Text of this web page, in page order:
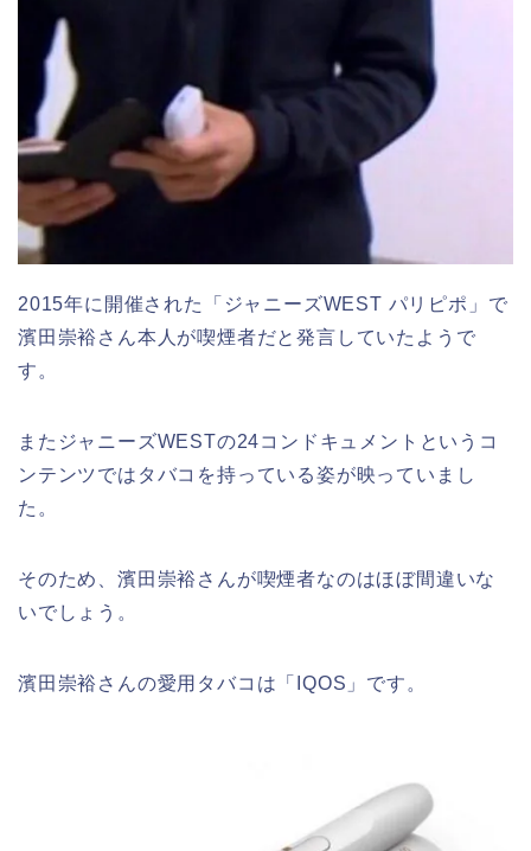
2015年に開催された「ジャニーズWEST パリピポ」で
濱田崇裕さん本人が喫煙者だと発言していたようで
す。
またジャニーズWESTの24コンドキュメントというコ
ンテンツではタバコを持っている姿が映っていまし
た。
そのため、濱田崇裕さんが喫煙者なのはほぼ間違いな
いでしょう。
濱田崇裕さんの愛用タバコは「IQOS」です。